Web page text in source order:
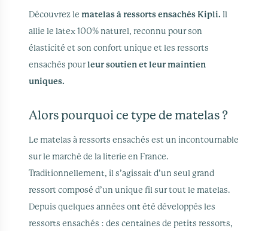
Découvrez le matelas à ressorts ensachés Kipli. Il
allie le latex 100% naturel, reconnu pour son
élasticité et son confort unique et les ressorts
ensachés pourleur soutien et leur maintien
uniques.
Alors pourquoi ce type de matelas ?
Le matelas à ressorts ensachés est un incontournable
sur le marché de la literie en France.
Traditionnellement, il s’agissait d’un seul grand
ressort composé d’un unique fil sur tout le matelas.
Depuis quelques années ont été développés les
ressorts ensachés : des centaines de petits ressorts,